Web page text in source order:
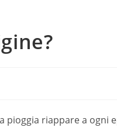
pioggia riappare a ogni